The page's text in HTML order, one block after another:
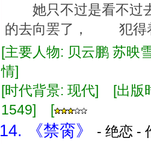
她只不过是看不过
的去向罢了， 犯得
[主要人物: 贝云鹏 苏
情]
[时代背景: 现代] [出
1549] [
14. 《禁脔》
- 绝恋 -